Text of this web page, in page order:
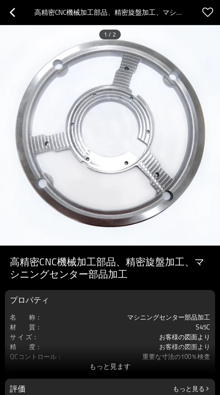
高精密CNC機械加工部品、精密旋盤加工、マシニングセンター部品加工
1 / 2
高精密CNC機械加工部品、精密旋盤加工、マ
シニングセンター部品加工
プロパティ
名 称：
マシニングセンター部品加工
材 質：
S45C
サ イ ズ：
お客様の図面より
精 度：
お客様の図面より
QCコントロール：
重要な寸法の100％検査
加工工程：
CNC旋盤加工/MC切削
表面処理：
無
もっと見ます
評価 もっと見る